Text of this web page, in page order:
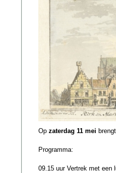
Op zaterdag 11 mei
Programma:
09.15 uur Vertrek met een